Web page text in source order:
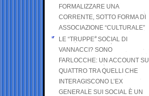
FORMALIZZARE UNA
CORRENTE, SOTTO FORMA DI
ASSOCIAZIONE “CULTURALE”
LE “TRUPPE” SOCIAL DI
VANNACCI? SONO
FARLOCCHE: UN ACCOUNT SU
QUATTRO TRA QUELLI CHE
INTERAGISCONO L’EX
GENERALE SUI SOCIAL È UN